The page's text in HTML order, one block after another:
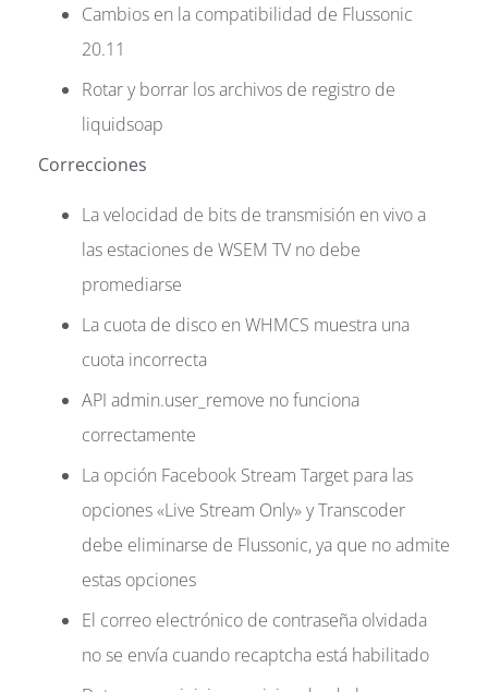
Cambios en la compatibilidad de Flussonic
20.11
Rotar y borrar los archivos de registro de
liquidsoap
Correcciones
La velocidad de bits de transmisión en vivo a
las estaciones de WSEM TV no debe
promediarse
La cuota de disco en WHMCS muestra una
cuota incorrecta
API admin.user_remove no funciona
correctamente
La opción Facebook Stream Target para las
opciones «Live Stream Only» y Transcoder
debe eliminarse de Flussonic, ya que no admite
estas opciones
El correo electrónico de contraseña olvidada
no se envía cuando recaptcha está habilitado